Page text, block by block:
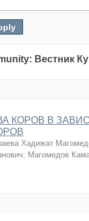
Вестник
КОРОВ В
Хадижат
; Магомедов